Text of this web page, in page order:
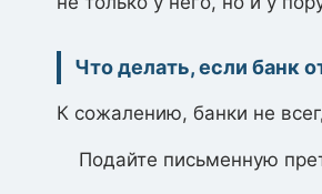
Что делать, если банк
К сожалению, банки не
Подайте письменную